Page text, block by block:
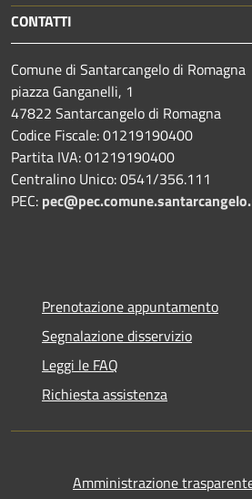
CONTATTI
Comune di Santarcangelo di Romagna
piazza Ganganelli, 1
47822 Santarcangelo di Romagna
Codice Fiscale: 01219190400
Partita IVA: 01219190400
Centralino Unico: 0541/356.111
PEC:
Prenotazione appuntamento
Segnalazione disservizio
Leggi le FAQ
Richiesta assistenza
Amministrazione